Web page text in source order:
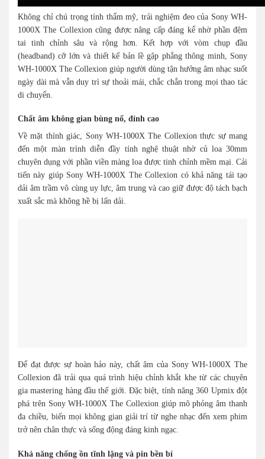
Không chỉ chú trọng tính thẩm mỹ, trải nghiệm đeo của Sony WH-
1000X The Collexion cũng được nâng cấp đáng kể nhờ phần đệm
tai tinh chỉnh sâu và rộng hơn. Kết hợp với vòm chụp đầu
(headband) cỡ lớn và thiết kế bản lề gập phẳng thông minh, Sony
WH-1000X The Collexion giúp người dùng tận hưởng âm nhạc suốt
ngày dài mà vẫn duy trì sự thoải mái, chắc chắn trong mọi thao tác
di chuyển.
Chất âm không gian bùng nổ, đỉnh cao
Về mặt thính giác, Sony WH-1000X The Collexion thực sự mang
đến một màn trình diễn đầy tính nghệ thuật nhờ củ loa 30mm
chuyên dụng với phần viền màng loa được tinh chỉnh mềm mại. Cải
tiến này giúp Sony WH-1000X The Collexion có khả năng tái tạo
dải âm trầm vô cùng uy lực, âm trung và cao giữ được độ tách bạch
xuất sắc mà không hề bị lấn dải.
Để đạt được sự hoàn hảo này, chất âm của Sony WH-1000X The
Collexion đã trải qua quá trình hiệu chỉnh khắt khe từ các chuyên
gia mastering hàng đầu thế giới. Đặc biệt, tính năng 360 Upmix đột
phá trên Sony WH-1000X The Collexion giúp mô phỏng âm thanh
đa chiều, biến mọi không gian giải trí từ nghe nhạc đến xem phim
trở nên chân thực và sống động đáng kinh ngạc.
Khả năng chống ồn tĩnh lặng và pin bền bỉ